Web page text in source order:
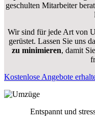
geschulten Mitarbeiter
Wir sind für jede Art von
gerüstet. Lassen Sie uns
zu minimieren, damit
Kostenlose Angebote
Entspannt und